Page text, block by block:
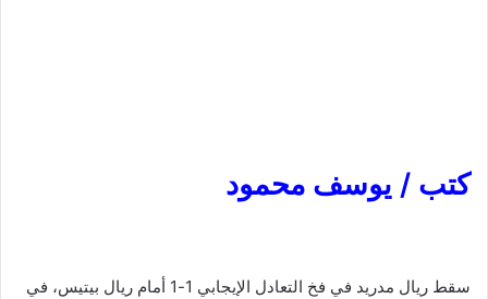
كتب / يوسف محمود
سقط ريال مدريد في فخ التعادل الإيجابي 1-1 أمام ريال بيتيس، في